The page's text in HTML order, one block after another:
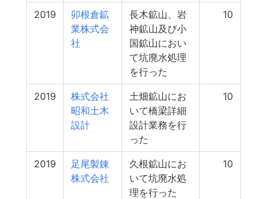
2019
卯根倉鉱
業株式会
社
長木鉱山、岩
神鉱山及び小
国鉱山におい
て坑廃水処理
を行った
10
2019
株式会社
昭和土木
設計
土畑鉱山にお
いて橋梁詳細
設計業務を行
った
10
2019
足尾製錬
株式会社
久根鉱山にお
いて坑廃水処
理を行った
10